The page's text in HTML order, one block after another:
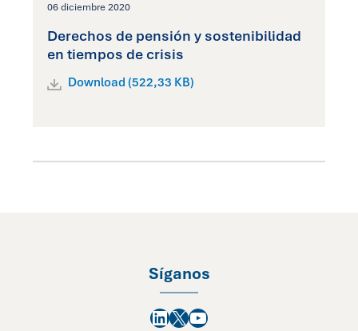
06 diciembre 2020
Derechos de pensión y sostenibilidad
en tiempos de crisis
Download (522,33 KB)
Síganos
LinkedIn
X YouTube